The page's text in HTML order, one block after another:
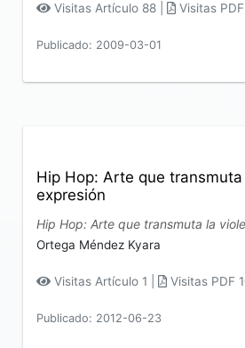
Visitas Artículo 88 | Visitas
Publicado: 2009-03-01
Hip Hop: Arte que
expresión
Hip Hop: Arte que transmuta la
Ortega Méndez Kyara
Visitas Artículo 1 | Visitas PDF
Publicado: 2012-06-23